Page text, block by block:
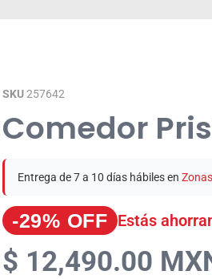
SKU 257642
Comedor
Entrega de 7 a 10 días hábiles en
-29% OFF Estás
$ 12,490.00